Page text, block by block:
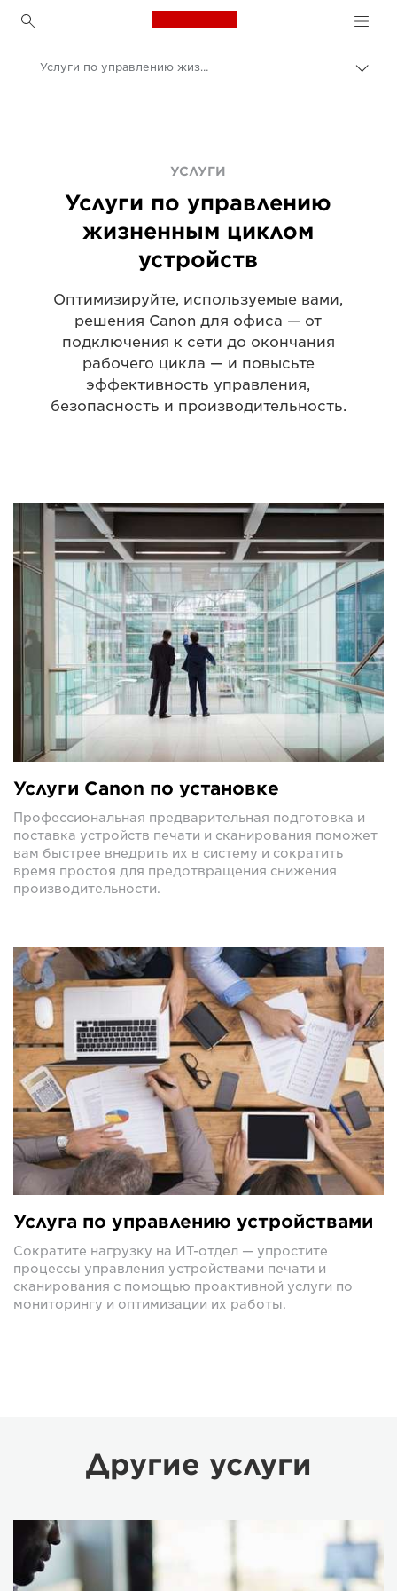
Canon Logo, back to
Услуги по управлению жизненным циклом устройств
УСЛУГИ
Услуги по управлению
жизненным циклом
устройств
Оптимизируйте, используемые вами,
решения Canon для офиса — от
подключения к сети до окончания
рабочего цикла — и повысьте
эффективность управления,
безопасность и производительность.
Услуги Canon по установке
Профессиональная предварительная подготовка и
поставка устройств печати и сканирования поможет
вам быстрее внедрить их в систему и сократить
время простоя для предотвращения снижения
производительности.
Услуга по управлению устройствами
Сократите нагрузку на ИТ-отдел — упростите
процессы управления устройствами печати и
сканирования с помощью проактивной услуги по
мониторингу и оптимизации их работы.
Другие услуги